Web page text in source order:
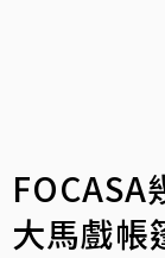
大馬戲帳